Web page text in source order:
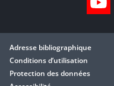
Adresse bibliographique
Conditions d’utilisation
Protection des données